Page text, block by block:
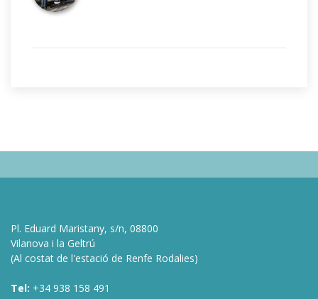
Pl. Eduard Maristany, s/n, 08800
Vilanova i la Geltrú
(Al costat de l'estació de Renfe Rodalies)
Tel: +34 938 158 491